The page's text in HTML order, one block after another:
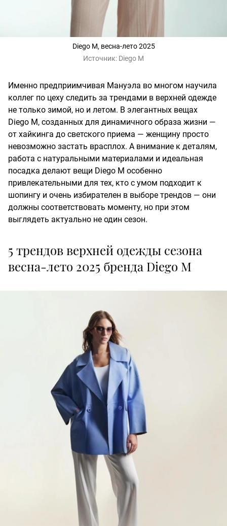
Diego M, весна-лето 2025
Источник: Diego M
Именно предприимчивая Мануэла во многом научила
коллег по цеху следить за трендами в верхней одежде
не только зимой, но и летом. В элегантных вещах
Diego M, созданных для динамичного образа жизни —
от хайкинга до светского приема — женщину просто
невозможно застать врасплох. А внимание к деталям,
работа с натуральными материалами и идеальная
посадка делают вещи Diego M особенно
привлекательными для тех, кто с умом подходит к
шопингу и очень избирателен в выборе трендов — они
должны соответствовать моменту, но при этом
выглядеть актуально не один сезон.
5 трендов верхней одежды сезона
весна-лето 2025 бренда Diego M